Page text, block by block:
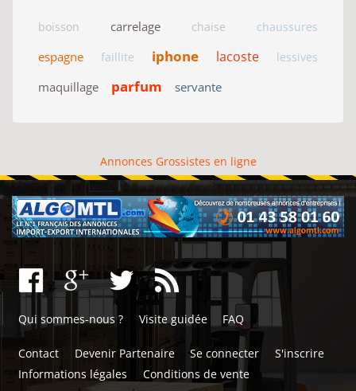
boisson carrelage chaise chaussures
espagne faillite iphone lacoste lessives
maquillage parfum servante
Annonces Grossistes en ligne
Qui sommes-nous ? Visite guidée FAQ
Contact Devenir Partenaire Se connecter
S'inscrire
Informations légales
Conditions de vente